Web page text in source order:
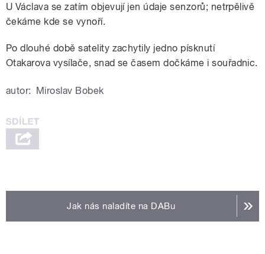
U Václava se zatím objevují jen údaje senzorů; netrpělivě
čekáme kde se vynoří.
Po dlouhé době satelity zachytily jedno písknutí
Otakarova vysílače, snad se časem dočkáme i souřadnic.
autor: Miroslav Bobek
Jak nás naladíte na DABu